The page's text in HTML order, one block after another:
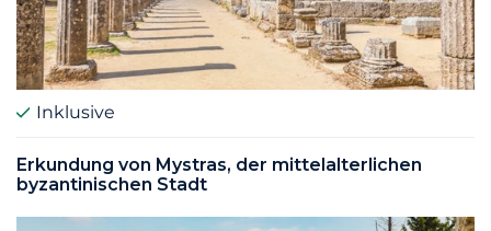
Inklusive
Erkundung von Mystras, der mittelalterlichen
byzantinischen Stadt